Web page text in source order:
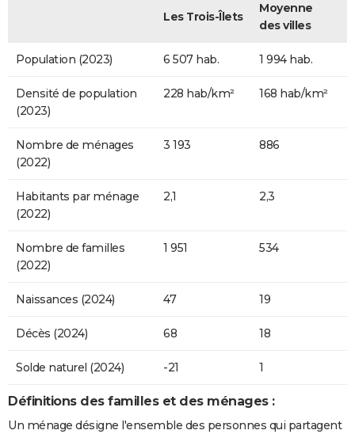
Les Trois-Îlets
Moyenne
des villes
Population (2023) 6 507 hab. 1 994 hab.
Densité de population
(2023)
228 hab/km² 168 hab/km²
Nombre de ménages
(2022)
3 193 886
Habitants par ménage
(2022)
2,1 2,3
Nombre de familles
(2022)
1 951 534
Naissances (2024) 47 19
Décès (2024) 68 18
Solde naturel (2024) -21 1
Définitions des familles et des ménages :
Un ménage désigne l'ensemble des personnes qui partagent